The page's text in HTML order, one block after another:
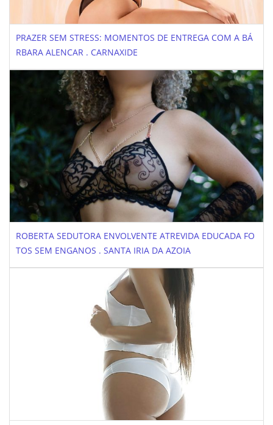
PRAZER SEM STRESS: MOMENTOS DE ENTREGA COM A BÁ
RBARA ALENCAR . CARNAXIDE
ROBERTA SEDUTORA ENVOLVENTE ATREVIDA EDUCADA FO
TOS SEM ENGANOS . SANTA IRIA DA AZOIA